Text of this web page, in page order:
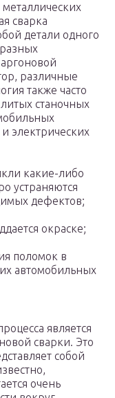
сварка
детали одного
различные
также часто
станочных
электрических
какие-либо
устраняются
дефектов;
окраске;
поломок в
автомобильных
является
сварки. Это
собой
очень